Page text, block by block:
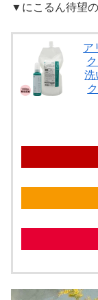
▼にこるん待望
ア
洗